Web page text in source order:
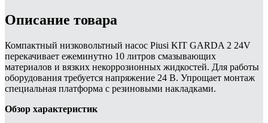
Описание товара
Компактный низковольтный насос Piusi KIT GARDA 2 24V
перекачивает ежеминутно 10 литров смазывающих
материалов и вязких некоррозионных жидкостей. Для работы
оборудования требуется напряжение 24 В. Упрощает монтаж
специальная платформа с резиновыми накладками.
Обзор характеристик